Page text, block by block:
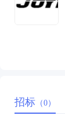
招标 （0）